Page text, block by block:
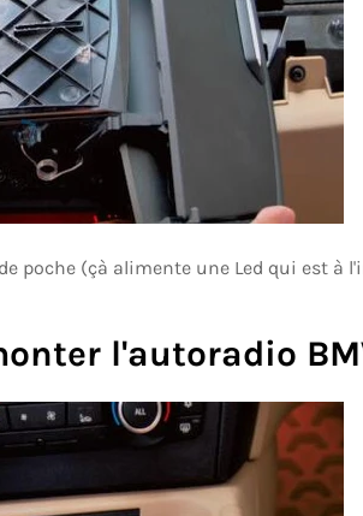
poche (çà alimente une Led qui est à
l'autoradio